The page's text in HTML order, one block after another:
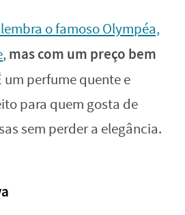
o famoso Olympéa,
, mas com um preço bem
um perfume quente e
para quem gosta de
sem perder a elegância.